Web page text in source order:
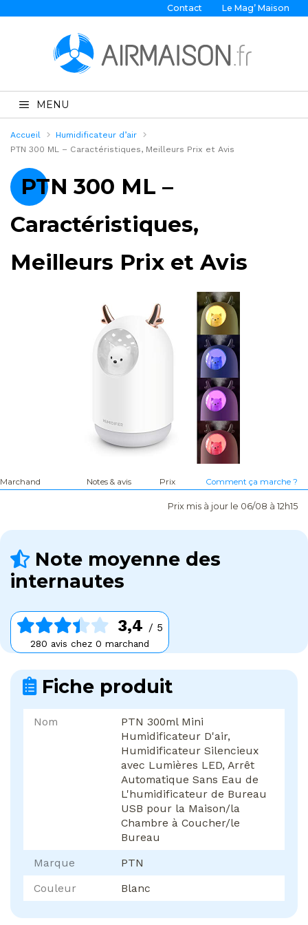
Contact Le Mag’ Maison
MENU
Accueil
Humidificateur d’air
PTN 300 ML – Caractéristiques, Meilleurs Prix et Avis
PTN 300 ML –
Caractéristiques,
Meilleurs Prix et Avis
Marchand Notes & avis Prix Comment ça marche ?
Prix mis à jour le 06/08 à 12h15
Note moyenne des
internautes
3,4 / 5
280 avis chez 0 marchand
Fiche produit
Nom
PTN 300ml Mini
Humidificateur D'air,
Humidificateur Silencieux
avec Lumières LED, Arrêt
Automatique Sans Eau de
L'humidificateur de Bureau
USB pour la Maison/la
Chambre à Coucher/le
Bureau
Marque
PTN
Couleur
Blanc